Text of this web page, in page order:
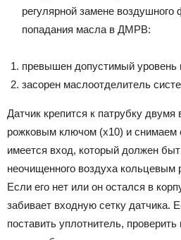
регулярной замене
попадания масла в ДМРВ:
превышен допустимый уровень
засорен маслоотделитель
Датчик крепится к патрубку
рожковым ключом (х10) и снимаем
имеется вход, который должен
неочищенного воздуха кольцевым
Если его нет или он остался в
забивает входную сетку датчика.
поставить уплотнитель, проверить